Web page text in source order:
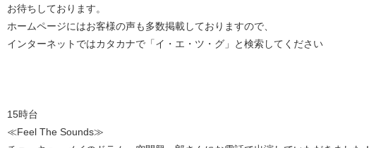
お待ちしております。
ホームページにはお客様の声も多数掲載しておりますので、
インターネットではカタカナで「イ・エ・ツ・グ」と検索してください
15時台
≪Feel The Sounds≫